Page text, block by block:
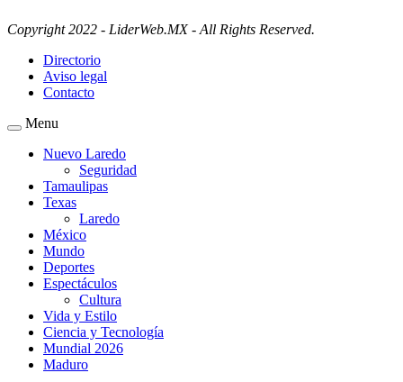
Copyright 2022 - LiderWeb.MX - All Rights Reserved.
Directorio
Aviso legal
Contacto
Menu
Nuevo Laredo
Seguridad
Tamaulipas
Texas
Laredo
México
Mundo
Deportes
Espectáculos
Cultura
Vida y Estilo
Ciencia y Tecnología
Mundial 2026
Maduro